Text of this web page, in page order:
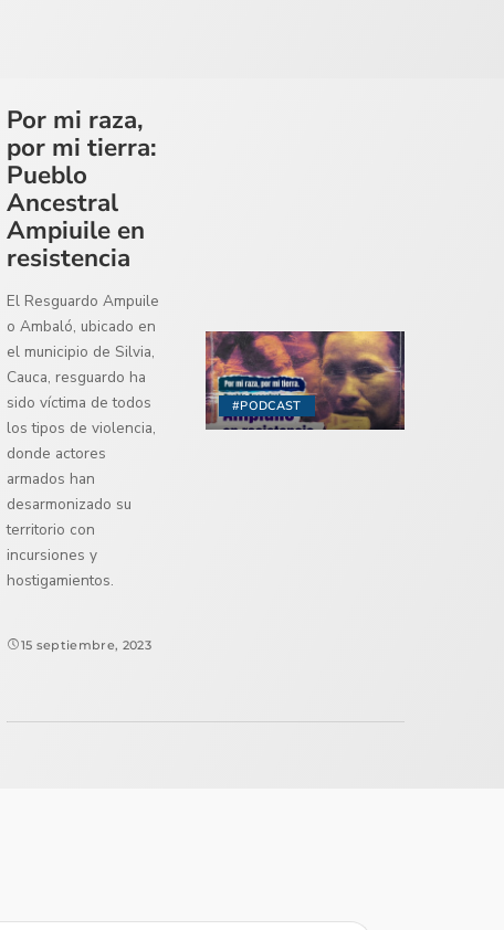
#PODCAST
Por mi raza,
por mi tierra:
Pueblo
Ancestral
Ampiuile en
resistencia
El Resguardo Ampuile
o Ambaló, ubicado en
el municipio de Silvia,
Cauca, resguardo ha
sido víctima de todos
los tipos de violencia,
donde actores
armados han
desarmonizado su
territorio con
incursiones y
hostigamientos.
15 septiembre, 2023